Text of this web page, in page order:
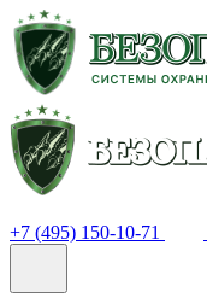
+7 (495) 150-10-71